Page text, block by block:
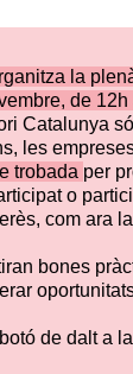
la
de 12h
Catalunya
les
trobada per
o
com ara
bones
de dalt a